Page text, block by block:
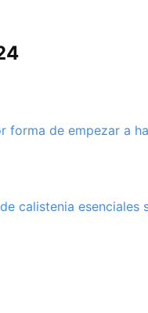
forma de empezar a
calistenia